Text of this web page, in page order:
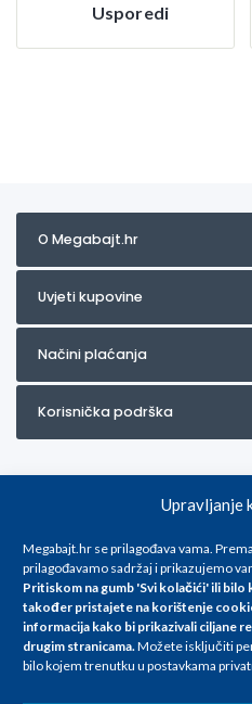
Upravljanje
Megabajt.hr se prilagođava vama.
prilagođavamo sadržaj i prikazujemo
Pritiskom na gumb 'Svi kolačići' ili
također pristajete na korištenje
informacija kako bi prikazivali ciljane
drugim stranicama.Možete isključiti
bilo kojem trenutku u postavkama
Usporedi
O Megabajt.hr
Uvjeti kupovine
Načini plaćanja
Korisnička podrška
Za artikle kojih trenutno nema u
info@megabajt.hr. Sve cijene su
promjenama, a
iskazane su za avansno